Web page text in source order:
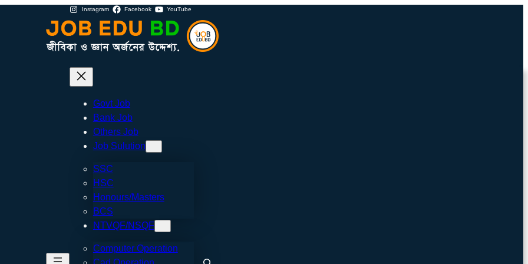
Instagram Facebook YouTube
Govt Job
Bank Job
Others Job
Job Sulution
SSC
HSC
Honours/Masters
BCS
NTVQF/NSQF
Computer Operation
Search